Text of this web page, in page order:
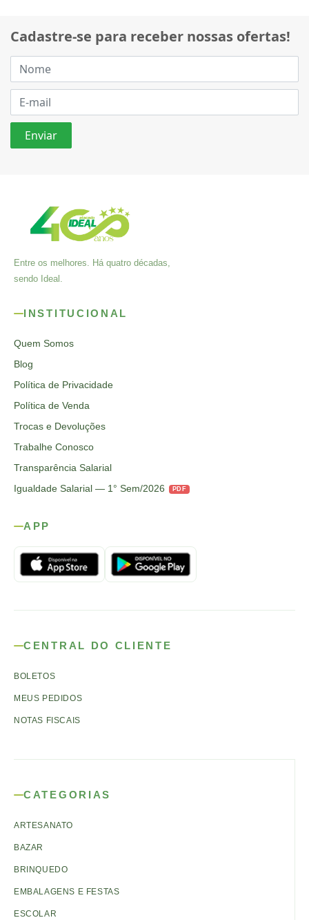
Cadastre-se para receber nossas ofertas!
Entre os melhores. Há quatro décadas,
sendo Ideal.
INSTITUCIONAL
Quem Somos
Blog
Política de Privacidade
Política de Venda
Trocas e Devoluções
Trabalhe Conosco
Transparência Salarial
Igualdade Salarial — 1° Sem/2026
PDF
APP
CENTRAL DO CLIENTE
BOLETOS
MEUS PEDIDOS
NOTAS FISCAIS
CATEGORIAS
ARTESANATO
BAZAR
BRINQUEDO
EMBALAGENS E FESTAS
ESCOLAR